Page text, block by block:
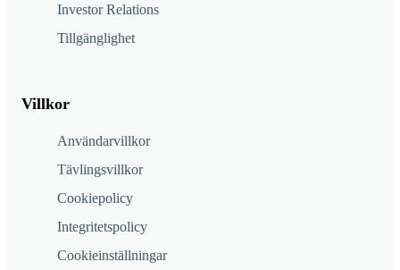
Investor Relations
Tillgänglighet
Villkor
Användarvillkor
Tävlingsvillkor
Cookiepolicy
Integritetspolicy
Cookieinställningar